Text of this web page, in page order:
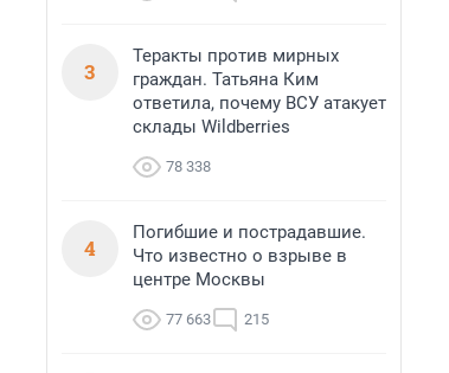
3
Теракты против мирных
граждан. Татьяна Ким
ответила, почему ВСУ атакует
склады Wildberries
78 338
4
Погибшие и пострадавшие.
Что известно о взрыве в
центре Москвы
77 663 215